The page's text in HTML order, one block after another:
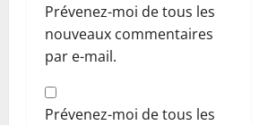
Prévenez-moi de tous les
nouveaux commentaires
par e-mail.
Prévenez-moi de tous les